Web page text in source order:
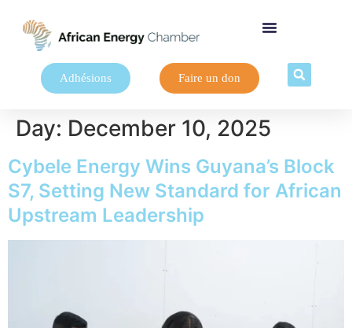
Adhésions Faire un don
Day: December 10, 2025
Cybele Energy Wins Guyana’s Block
S7, Setting New Standard for African
Upstream Leadership